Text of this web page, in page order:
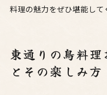
料理の魅力をぜひ堪能して
東通りの鳥料
とその楽しみ方